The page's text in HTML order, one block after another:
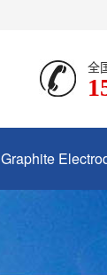
全
Graphite